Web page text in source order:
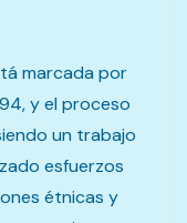
marcada por
y el proceso
un trabajo
esfuerzos
étnicas y